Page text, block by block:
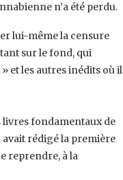
n’a été perdu.‎
‎lui-même la censure
sur le fond, qui
et les autres inédits où il
‎livres fondamentaux de
avait rédigé la première
reprendre, à la